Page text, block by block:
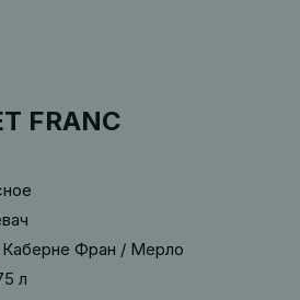
FRANC
Каберне Фран / Мерло
л